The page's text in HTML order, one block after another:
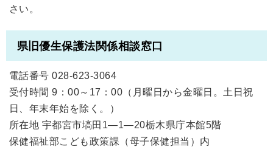
さい。
県旧優生保護法関係相談窓口
電話番号 028-623-3064
受付時間 9：00～17：00（月曜日から金曜日。土日祝
日、年末年始を除く。）
所在地 宇都宮市塙田1―1―20栃木県庁本館5階
保健福祉部こども政策課（母子保健担当）内